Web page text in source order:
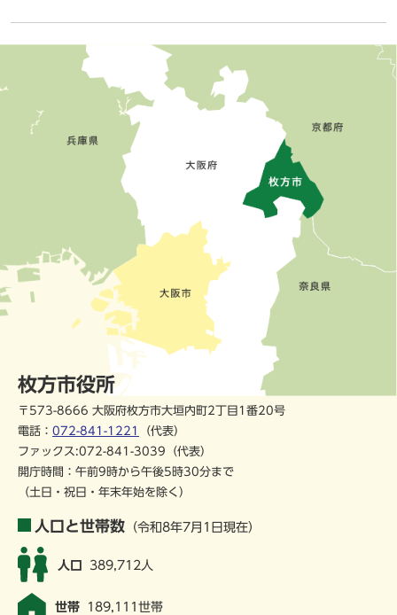
枚方市役所
〒573-8666 大阪府枚方市大垣内町2丁目1番20号
電話： 072-841-1221
（代表）
ファックス:072-841-3039（代表）
開庁時間：午前9時から午後5時30分まで
（土日・祝日・年末年始を除く）
人口と世帯数 （令和8年7月1日現在）
人口 389,712人
世帯 189,111世帯